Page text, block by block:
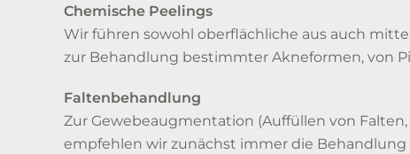
Chemische Peelings
Wir führen sowohl oberflächliche aus auch
zur Behandlung bestimmter Akneformen, von
Faltenbehandlung
Zur Gewebeaugmentation (Auffüllen von
empfehlen wir zunächst immer die